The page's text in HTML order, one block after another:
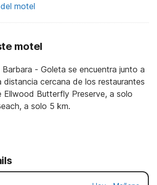
motel
motel
- Goleta se encuentra junto a
distancia cercana de los restaurantes
Ellwood Butterfly Preserve, a solo
a solo 5 km.